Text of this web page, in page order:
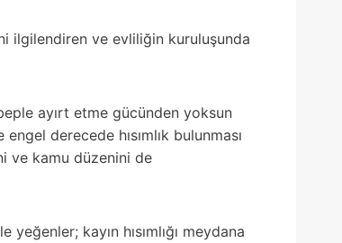
ilgilendiren ve evliliğin kuruluşunda
ayırt etme gücünden yoksun
derecede hısımlık bulunması
ve kamu düzenini de
kayın hısımlığı meydana